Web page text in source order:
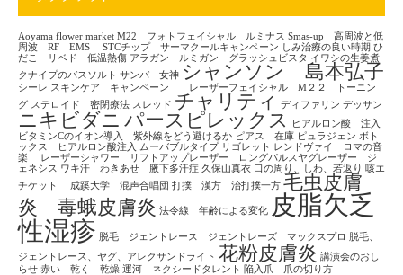
Aoyama flower market M22 フォトフェイシャル ルミナス Smas-up 高周波と低
周波 RF EMS
STCチップ サーマクールキャンペーン しみ治療の良い時期 ひ
だこ リベド 低温熱傷 アラガン ルミガン グラッシュビスタ イワシの生姜煮
クナイプのバスソルト サンバ 女神 シャンソン 島本弘子
シーレ スキンケア キャンペーン レーザーフェイシャル M２２ トーニン
グ ステロイド 密閉療法 スレッド チャリティ ディファリン デッサン
ニキビダニ パースピレックス
ヒアルロン酸 注入
ビタミンCのイオン導入 紫外線をどう避けるか ピアス 在庫 ピュラジェン ボト
ックス ヒアルロン酸注入
ムーバブルタイプ リゴレット レンドヴァイ ロマの音
楽
レーザーシャワー リフトアップレーザー ロングパルスヤグレーザー ジ
ェネシス ワキ汗 わきあせ 腋下多汗症 久保山真衣 口の周り、しわ、若返り 咳エ
チケット
成蹊大学 混声合唱団 打撲 漢方 治打撲一方 毛虫皮膚
炎 毒蛾皮膚炎 法令線 年齢による変化
皮脂欠乏
性湿疹 脱毛 ジェントレース ジェントレーズ マックスプロ
脱毛、
ジェントレース、ヤグ、アレクサンドライト 花粉皮膚炎 講演会のおし
らせ 赤い 乾く 乾燥 運河 ネクシードタレント 陥入爪 爪の切り方